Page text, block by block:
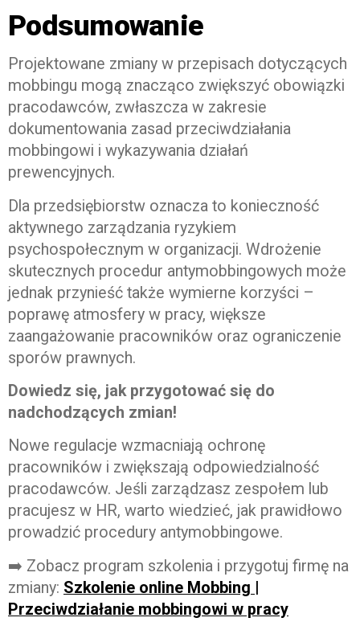
Podsumowanie
Projektowane zmiany w przepisach dotyczących
mobbingu mogą znacząco zwiększyć obowiązki
pracodawców, zwłaszcza w zakresie
dokumentowania zasad przeciwdziałania
mobbingowi i wykazywania działań
prewencyjnych.
Dla przedsiębiorstw oznacza to konieczność
aktywnego zarządzania ryzykiem
psychospołecznym w organizacji. Wdrożenie
skutecznych procedur antymobbingowych może
jednak przynieść także wymierne korzyści –
poprawę atmosfery w pracy, większe
zaangażowanie pracowników oraz ograniczenie
sporów prawnych.
Dowiedz się, jak przygotować się do
nadchodzących zmian!
Nowe regulacje wzmacniają ochronę
pracowników i zwiększają odpowiedzialność
pracodawców. Jeśli zarządzasz zespołem lub
pracujesz w HR, warto wiedzieć, jak prawidłowo
prowadzić procedury antymobbingowe.
➡️ Zobacz program szkolenia i przygotuj firmę na
zmiany: Szkolenie online Mobbing |
Przeciwdziałanie mobbingowi w pracy